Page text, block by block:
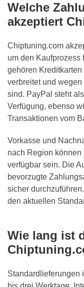
Welche
akzeptiert
Chiptuning.com
um den Kaufprozess
gehören
verbreitet und
sind. PayPal steht
Verfügung, ebenso
Transaktionen vom
Vorkasse und
nach Region
verfügbar sein. Die
bevorzugte
sicher
den aktuellen
Wie lang ist
Standardlieferungen